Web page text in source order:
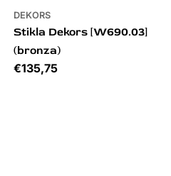
DEKORS
Stikla Dekors [W690.03]
(bronza)
Cena
€135,75